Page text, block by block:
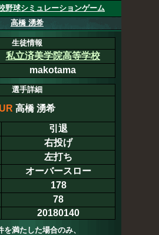
野球シミュレーションゲーム
高橋 湧希
生徒情報
私立済美学院高等学校
makotama
選手詳細
UR 高橋 湧希
引退
右投げ
左打ち
オーバースロー
178
78
20180140
満たした場合のみ、